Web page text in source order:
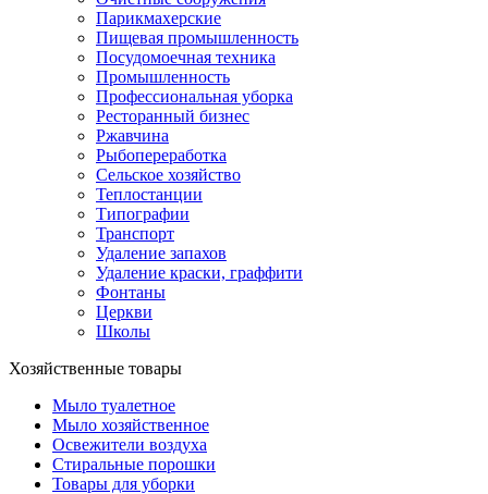
Парикмахерские
Пищевая промышленность
Посудомоечная техника
Промышленность
Профессиональная уборка
Ресторанный бизнес
Ржавчина
Рыбопереработка
Сельское хозяйство
Теплостанции
Типографии
Транспорт
Удаление запахов
Удаление краски, граффити
Фонтаны
Церкви
Школы
Хозяйственные товары
Мыло туалетное
Мыло хозяйственное
Освежители воздуха
Стиральные порошки
Товары для уборки